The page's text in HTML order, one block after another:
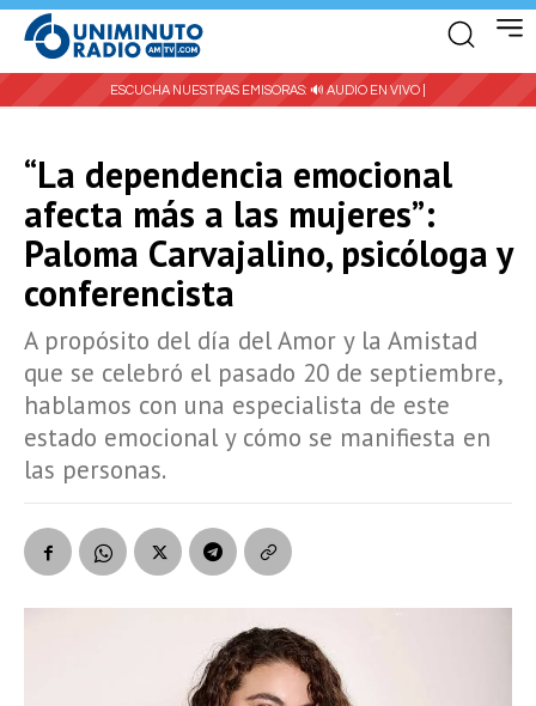
ESCUCHA NUESTRAS EMISORAS: 🔊 AUDIO EN VIVO |
“La dependencia emocional
afecta más a las mujeres”:
Paloma Carvajalino, psicóloga y
conferencista
A propósito del día del Amor y la Amistad
que se celebró el pasado 20 de septiembre,
hablamos con una especialista de este
estado emocional y cómo se manifiesta en
las personas.